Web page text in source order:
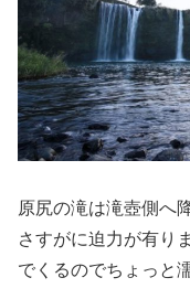
原尻の滝は滝壺側へ
さすがに迫力が有り
でくるのでちょっと